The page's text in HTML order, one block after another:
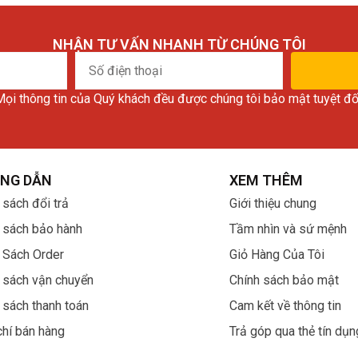
NHẬN TƯ VẤN NHANH TỪ CHÚNG TÔI
Số
điện
thông tin của Quý khách đều được chúng tôi bảo mật tuyệt
DẪN
sách đổi trả
sách bảo hành
Sách Order
sách vận chuyển
sách thanh toán
bán hàng
XEM THÊM
Giới thiệu chung
Tầm nhìn và sứ mệnh
Giỏ Hàng Của Tôi
Chính sách bảo mật
Cam kết về thông tin
Trả góp qua thẻ tín